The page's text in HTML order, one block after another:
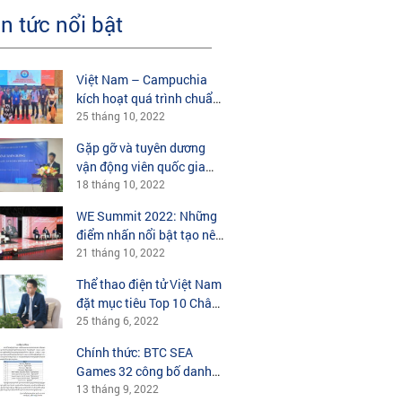
tức nổi bật
Việt Nam – Campuchia
kích hoạt quá trình chuẩn
bị tổ chức thể thao điện tử
25 tháng 10, 2022
Gặp gỡ và tuyên dương
vận động viên quốc gia
môn Breaking 2022
18 tháng 10, 2022
WE Summit 2022: Những
điểm nhấn nổi bật tạo nên
thành công của thể thao
21 tháng 10, 2022
Thể thao điện tử Việt Nam
đặt mục tiêu Top 10 Châu
Á
25 tháng 6, 2022
Chính thức: BTC SEA
Games 32 công bố danh
sách các bộ môn Esports
13 tháng 9, 2022